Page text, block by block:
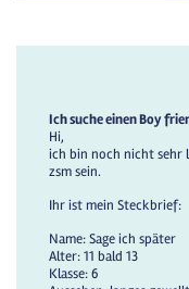
Ich suche einen Boy
Hi,
ich bin noch nicht sehr
zsm sein.
Ihr ist mein Steckbrief:
Name: Sage ich später
Alter: 11 bald 13
Klasse: 6